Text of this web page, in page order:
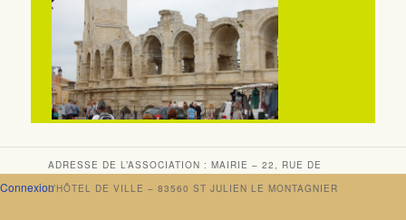
ADRESSE DE L’ASSOCIATION : MAIRIE – 22, RUE DE
L’HÔTEL DE VILLE – 83560 ST JULIEN LE MONTAGNIER
Connexion